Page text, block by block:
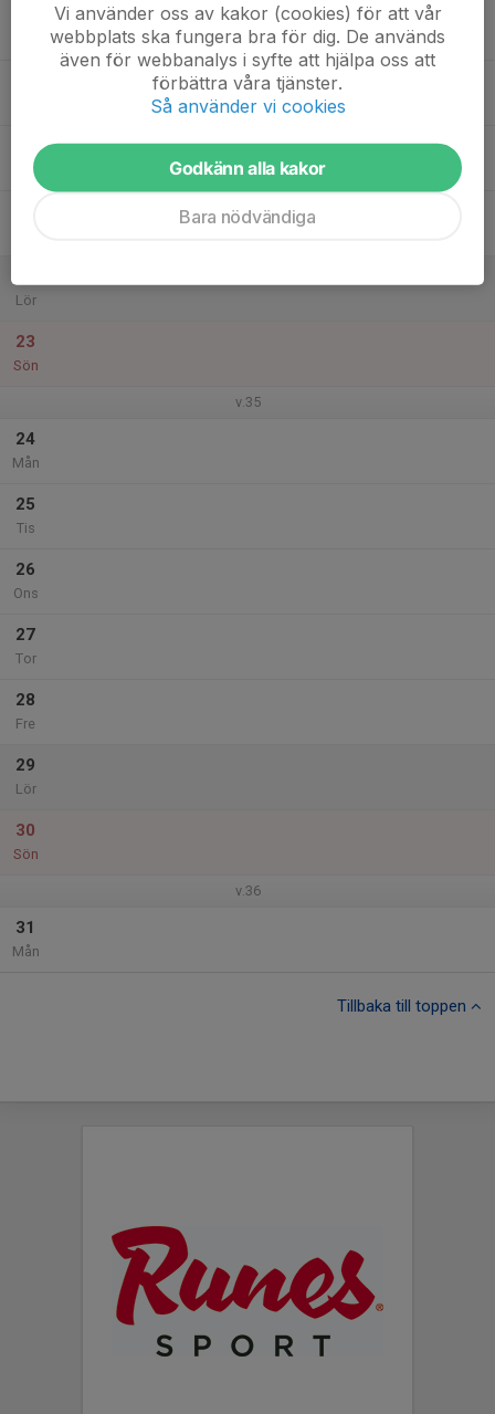
Tor
Lör
23
Sön
v.35
24
Mån
25
Tis
26
Ons
27
Tor
28
Fre
29
Lör
30
Sön
v.36
31
Mån
Tillbaka till toppen
Vi använder oss av kakor (cookies) för att vår
webbplats ska fungera bra för dig. De används
även för webbanalys i syfte att hjälpa oss att
förbättra våra tjänster.
Så använder vi cookies
Godkänn alla kakor
Bara nödvändiga